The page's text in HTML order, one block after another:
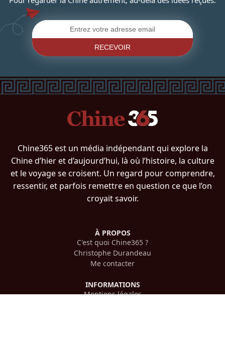
RECEVOIR
Chine365 est un média indépendant qui explore la
Chine d’hier et d’aujourd’hui, là où l’histoire, la culture
et le voyage se croisent. Un regard pour comprendre,
ressentir, et parfois remettre en question ce que l’on
croyait savoir.
À PROPOS
C'est quoi Chine365 ?
Christophe Durandeau
Me contacter
INFORMATIONS
Mentions légales